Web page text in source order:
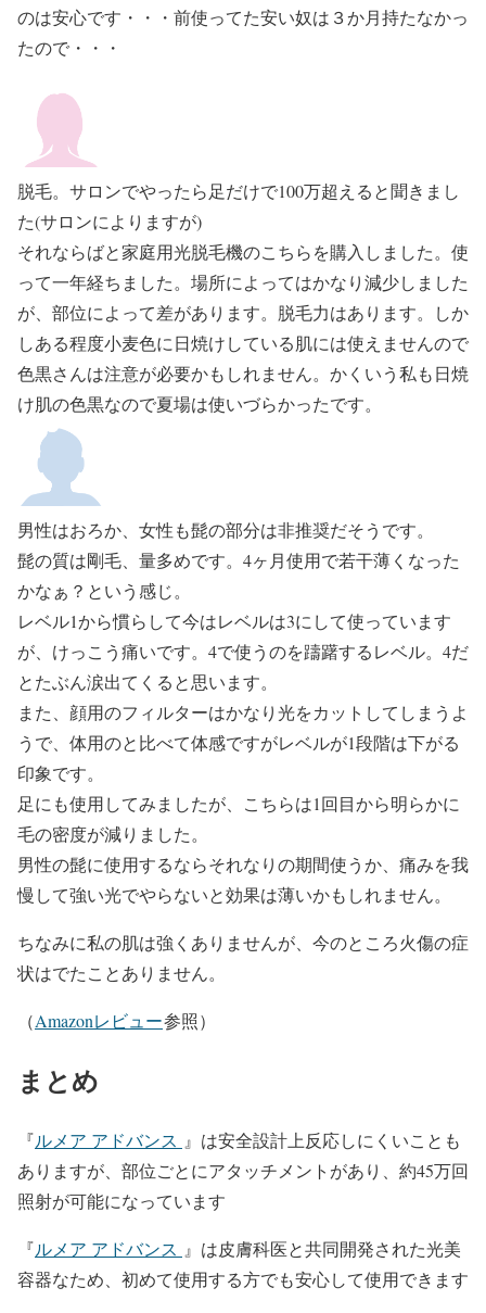
のは安心です・・・前使ってた安い奴は３か月持たなかっ
たので・・・
脱毛。サロンでやったら足だけで100万超えると聞きまし
た(サロンによりますが)
それならばと家庭用光脱毛機のこちらを購入しました。使
って一年経ちました。場所によってはかなり減少しました
が、部位によって差があります。脱毛力はあります。しか
しある程度小麦色に日焼けしている肌には使えませんので
色黒さんは注意が必要かもしれません。かくいう私も日焼
け肌の色黒なので夏場は使いづらかったです。
男性はおろか、女性も髭の部分は非推奨だそうです。
髭の質は剛毛、量多めです。4ヶ月使用で若干薄くなった
かなぁ？という感じ。
レベル1から慣らして今はレベルは3にして使っています
が、けっこう痛いです。4で使うのを躊躇するレベル。4だ
とたぶん涙出てくると思います。
また、顔用のフィルターはかなり光をカットしてしまうよ
うで、体用のと比べて体感ですがレベルが1段階は下がる
印象です。
足にも使用してみましたが、こちらは1回目から明らかに
毛の密度が減りました。
男性の髭に使用するならそれなりの期間使うか、痛みを我
慢して強い光でやらないと効果は薄いかもしれません。
ちなみに私の肌は強くありませんが、今のところ火傷の症
状はでたことありません。
（Amazonレビュー参照）
まとめ
『ルメア アドバンス 』は安全設計上反応しにくいことも
ありますが、部位ごとにアタッチメントがあり、約45万回
照射が可能になっています
『ルメア アドバンス 』は皮膚科医と共同開発された光美
容器なため、初めて使用する方でも安心して使用できます